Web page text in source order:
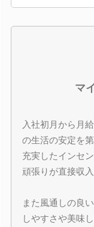
マ
入社初月から月
の生活の安定を
充実したインセ
頑張りが直接収
また風通しの良
しやすさや美味